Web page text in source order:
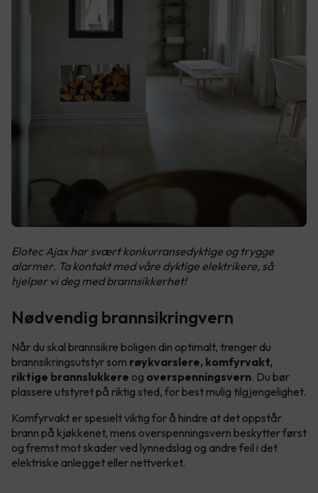
Elotec Ajax har svært konkurransedyktige og trygge
alarmer. Ta kontakt med våre dyktige elektrikere, så
hjelper vi deg med brannsikkerhet!
Nødvendig brannsikringvern
Når du skal brannsikre boligen din optimalt, trenger du
brannsikringsutstyr som røykvarslere, komfyrvakt,
riktige brannslukkere og overspenningsvern. Du bør
plassere utstyret på riktig sted, for best mulig tilgjengelighet.
Komfyrvakt er spesielt viktig for å hindre at det oppstår
brann på kjøkkenet, mens overspenningsvern beskytter først
og fremst mot skader ved lynnedslag og andre feil i det
elektriske anlegget eller nettverket.